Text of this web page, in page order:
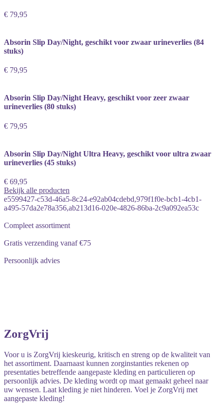
€ 79,95
Absorin Slip Day/Night, geschikt voor zwaar urineverlies (84
stuks)
€ 79,95
Absorin Slip Day/Night Heavy, geschikt voor zeer zwaar
urineverlies (80 stuks)
€ 79,95
Absorin Slip Day/Night Ultra Heavy, geschikt voor ultra zwaar
urineverlies (45 stuks)
€ 69,95
Bekijk alle producten
e5599427-c53d-46a5-8c24-e92ab04cdebd,979f1f0e-bcb1-4cb1-
a495-57da2e78a356,ab213d16-020e-4826-86ba-2c9a092ea53c
Compleet assortiment
Gratis verzending vanaf €75
Persoonlijk advies
ZorgVrij
Voor u is ZorgVrij kieskeurig, kritisch en streng op de kwaliteit van
het assortiment. Daarnaast kunnen zorginstanties rekenen op
presentaties betreffende aangepaste kleding en particulieren op
persoonlijk advies. De kleding wordt op maat gemaakt geheel naar
uw wensen. Laat kleding je niet hinderen. Voel je ZorgVrij met
aangepaste kleding!